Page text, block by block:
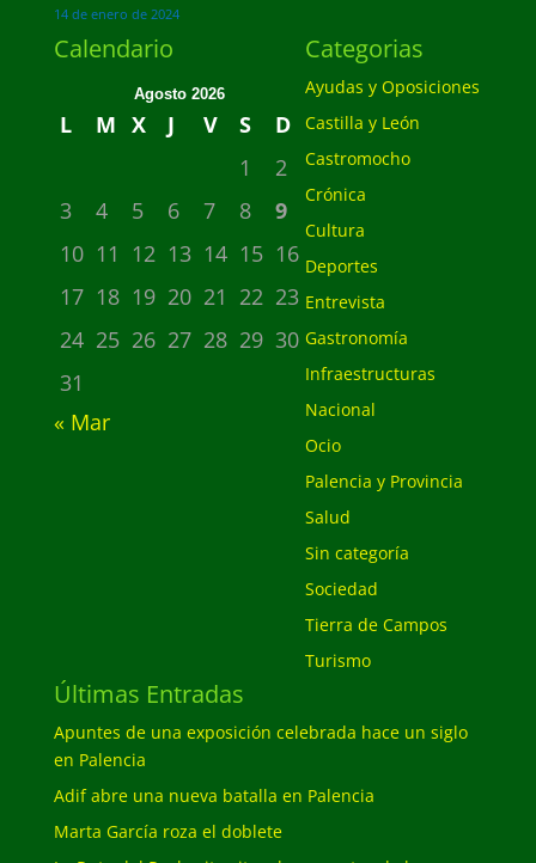
14 de enero de 2024
Calendario
Agosto 2026
L M X J V S
D
1
2
3
4 5 6 7 8
9
10 11 12 13 14 15 16
17 18 19 20 21 22 23
24 25 26 27 28 29 30
31
« Mar
Categorias
Ayudas y Oposiciones
Castilla y León
Castromocho
Crónica
Cultura
Deportes
Entrevista
Gastronomía
Infraestructuras
Nacional
Ocio
Palencia y Provincia
Salud
Sin categoría
Sociedad
Tierra de Campos
Turismo
Últimas Entradas
Apuntes de una exposición celebrada hace un siglo
en Palencia
Adif abre una nueva batalla en Palencia
Marta García roza el doblete